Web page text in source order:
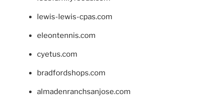
lewis-lewis-cpas.com
eleontennis.com
cyetus.com
bradfordshops.com
almadenranchsanjose.com